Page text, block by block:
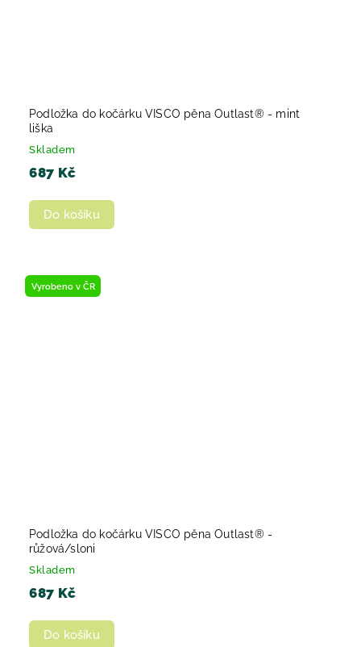
Podložka do kočárku VISCO pěna Outlast® - mint
liška
Skladem
687 Kč
Do košíku
Vyrobeno v ČR
Podložka do kočárku VISCO pěna Outlast® -
růžová/sloni
Skladem
687 Kč
Do košíku